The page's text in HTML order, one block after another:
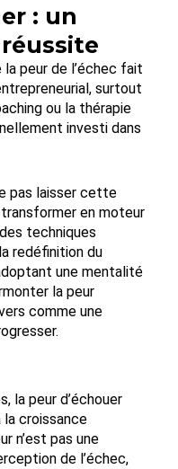
: un
peur de l’échec fait
surtout
ou la thérapie
investi dans
pas laisser cette
en moteur
techniques
redéfinition du
une mentalité
la peur
comme une
la peur d’échouer
croissance
n’est pas une
de l’échec,